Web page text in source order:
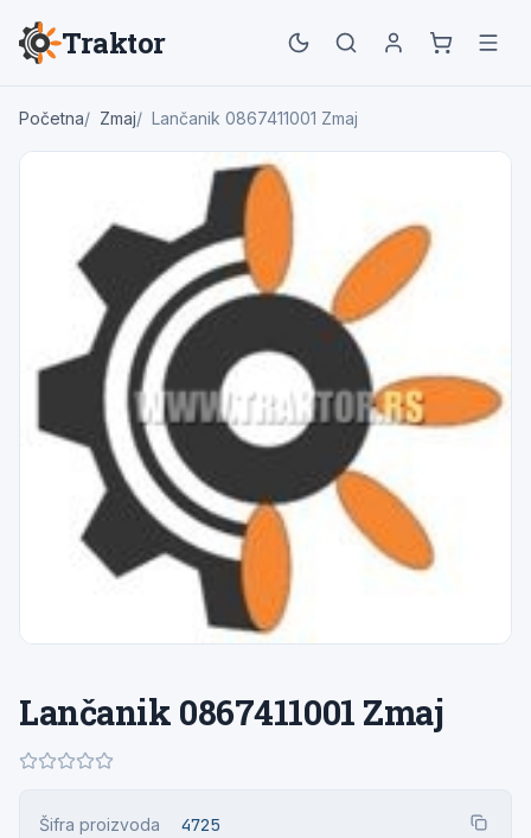
Traktor
Početna Zmaj Lančanik 0867411001 Zmaj
Lančanik 0867411001 Zmaj
Šifra proizvoda 4725